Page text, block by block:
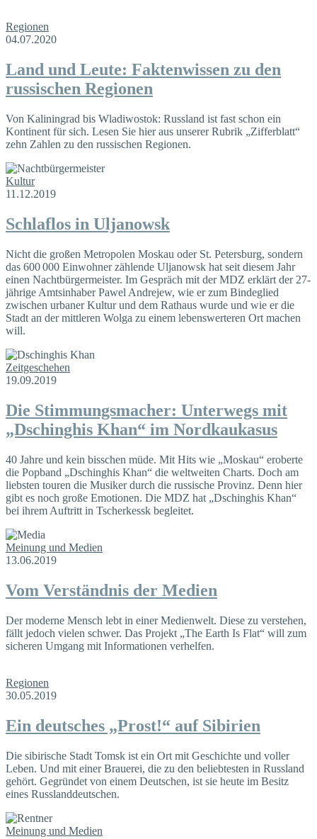
Regionen
04.07.2020
Land und Leute: Faktenwissen zu den
russischen Regionen
Von Kaliningrad bis Wladiwostok: Russland ist fast schon ein
Kontinent für sich. Lesen Sie hier aus unserer Rubrik „Zifferblatt“
zehn Zahlen zu den russischen Regionen.
Kultur
11.12.2019
Schlaflos in Uljanowsk
Nicht die großen Metropolen Moskau oder St. Petersburg, sondern
das 600 000 Einwohner zählende Uljanowsk hat seit diesem Jahr
einen Nachtbürgermeister. Im Gespräch mit der MDZ erklärt der 27-
jährige Amtsinhaber Pawel Andrejew, wie er zum Bindeglied
zwischen urbaner Kultur und dem Rathaus wurde und wie er die
Stadt an der mittleren Wolga zu einem lebenswerteren Ort machen
will.
Zeitgeschehen
19.09.2019
Die Stimmungsmacher: Unterwegs mit
„Dschinghis Khan“ im Nordkaukasus
40 Jahre und kein bisschen müde. Mit Hits wie „Moskau“ eroberte
die Popband „Dschinghis Khan“ die weltweiten Charts. Doch am
liebsten touren die Musiker durch die russische Provinz. Denn hier
gibt es noch große Emotionen. Die MDZ hat „Dschinghis Khan“
bei ihrem Auftritt in Tscherkessk begleitet.
Meinung und Medien
13.06.2019
Vom Verständnis der Medien
Der moderne Mensch lebt in einer Medienwelt. Diese zu verstehen,
fällt jedoch vielen schwer. Das Projekt „The Earth Is Flat“ will zum
sicheren Umgang mit Informationen verhelfen.
Regionen
30.05.2019
Ein deutsches „Prost!“ auf Sibirien
Die sibirische Stadt Tomsk ist ein Ort mit Geschichte und voller
Leben. Und mit einer Brauerei, die zu den beliebtesten in Russland
gehört. Gegründet von einem Deutschen, ist sie heute im Besitz
eines Russlanddeutschen.
Meinung und Medien